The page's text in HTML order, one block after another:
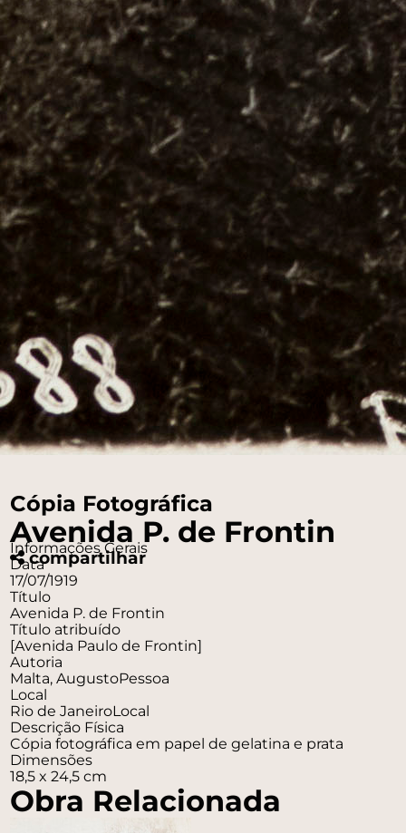
Cópia Fotográfica
Avenida P. de Frontin
compartilhar
Informações Gerais
Data
17/07/1919
Título
Avenida P. de Frontin
Título atribuído
[Avenida Paulo de Frontin]
Autoria
Malta, AugustoPessoa
Local
Rio de JaneiroLocal
Descrição Física
Cópia fotográfica em papel de gelatina e prata
Dimensões
18,5 x 24,5 cm
Obra Relacionada